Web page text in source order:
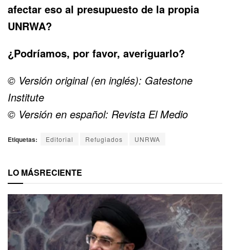
afectar eso al presupuesto de la propia
UNRWA?
¿Podríamos, por favor, averiguarlo?
© Versión original(en inglés): Gatestone
Institute
© Versión en español: Revista El Medio
Etiquetas: Editorial Refugiados UNRWA
LO MÁSRECIENTE